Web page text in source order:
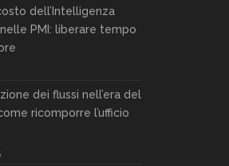
dell’Intelligenza
PMI: liberare tempo
dei flussi nell’era del
ricomporre l’ufficio